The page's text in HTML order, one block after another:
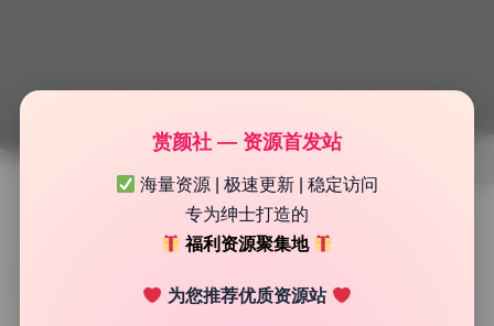
赏颜社 — 资源首发站
海量资源 | 极速更新 | 稳定访问
专为绅士打造的
福利资源聚集地
为您推荐优质资源站